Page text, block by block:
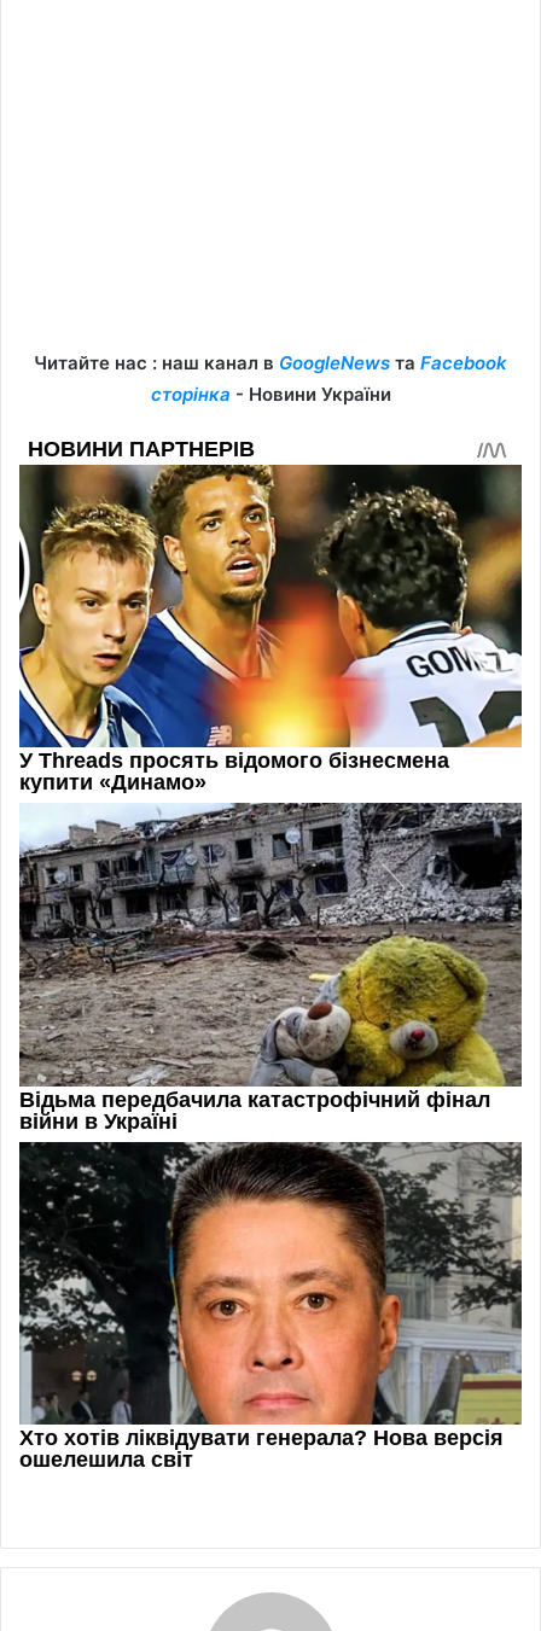
Читайте нас : наш канал в GoogleNews та Facebook
сторінка - Новини України